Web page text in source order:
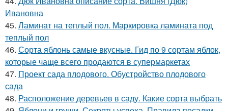
Ивановна
45. Ламинат на теплый пол. Маркировка ламината под
теплый пол
46. Сорта яблонь самые вкусные. Гид по 9 сортам яблок,
которые чаще всего продаются в супермаркетах
47. Проект сада плодового. Обустройство плодового
сада
48. Расположение деревьев в саду. Какие сорта выбрать